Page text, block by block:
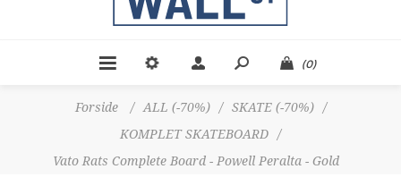
(0)
Forside / ALL (-70%) / SKATE (-70%)
/
KOMPLET SKATEBOARD
/
Vato Rats Complete Board - Powell Peralta - Gold